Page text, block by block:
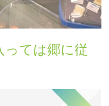
っては郷に従